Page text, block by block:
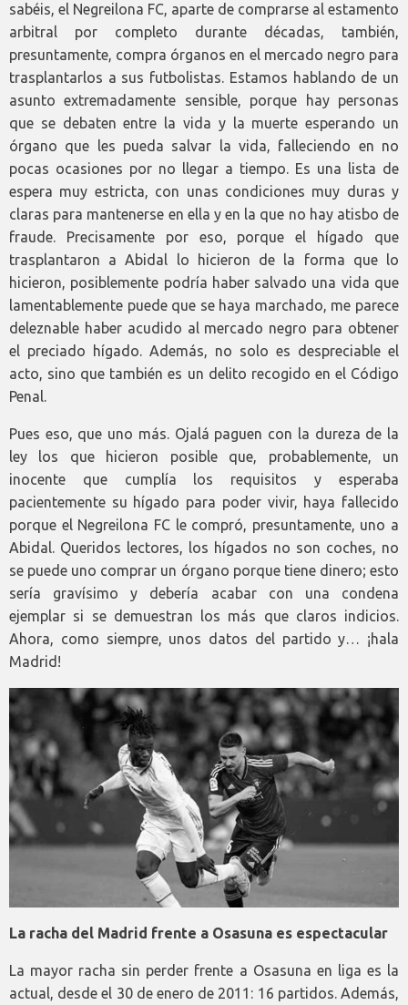
sabéis, el Negreilona FC, aparte de comprarse al estamento
arbitral por completo durante décadas, también,
presuntamente, compra órganos en el mercado negro para
trasplantarlos a sus futbolistas. Estamos hablando de un
asunto extremadamente sensible, porque hay personas
que se debaten entre la vida y la muerte esperando un
órgano que les pueda salvar la vida, falleciendo en no
pocas ocasiones por no llegar a tiempo. Es una lista de
espera muy estricta, con unas condiciones muy duras y
claras para mantenerse en ella y en la que no hay atisbo de
fraude. Precisamente por eso, porque el hígado que
trasplantaron a Abidal lo hicieron de la forma que lo
hicieron, posiblemente podría haber salvado una vida que
lamentablemente puede que se haya marchado, me parece
deleznable haber acudido al mercado negro para obtener
el preciado hígado. Además, no solo es despreciable el
acto, sino que también es un delito recogido en el Código
Penal.
Pues eso, que uno más. Ojalá paguen con la dureza de la
ley los que hicieron posible que, probablemente, un
inocente que cumplía los requisitos y esperaba
pacientemente su hígado para poder vivir, haya fallecido
porque el Negreilona FC le compró, presuntamente, uno a
Abidal. Queridos lectores, los hígados no son coches, no
se puede uno comprar un órgano porque tiene dinero; esto
sería gravísimo y debería acabar con una condena
ejemplar si se demuestran los más que claros indicios.
Ahora, como siempre, unos datos del partido y… ¡hala
Madrid!
La racha del Madrid frente a Osasuna es espectacular
La mayor racha sin perder frente a Osasuna en liga es la
actual, desde el 30 de enero de 2011: 16 partidos. Además,